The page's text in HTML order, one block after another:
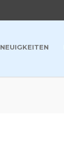
NEUIGKEITEN